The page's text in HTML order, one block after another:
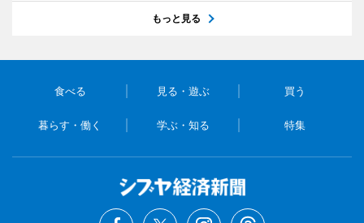
もっと見る
食べる 見る・遊ぶ 買う
暮らす・働く 学ぶ・知る 特集